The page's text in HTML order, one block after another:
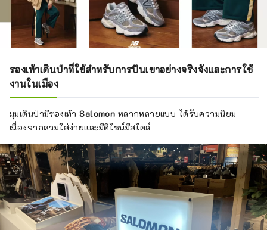
รองเท้าเดินป่าที่ใช้สำหรับการปีนเขาอย่างจริงจังและการใช้
งานในเมือง
มุมเดินป่ามีรองเท้าSalomon หลากหลายแบบ ได้รับความนิยม
เนื่องจากสวมใส่ง่ายและมีดีไซน์มีสไตล์